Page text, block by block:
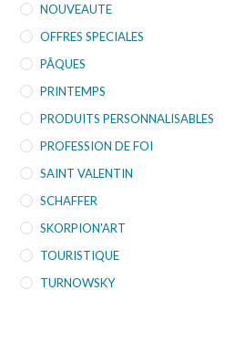
NOUVEAUTE
OFFRES SPECIALES
PÂQUES
PRINTEMPS
PRODUITS PERSONNALISABLES
PROFESSION DE FOI
SAINT VALENTIN
SCHAFFER
SKORPION'ART
TOURISTIQUE
TURNOWSKY